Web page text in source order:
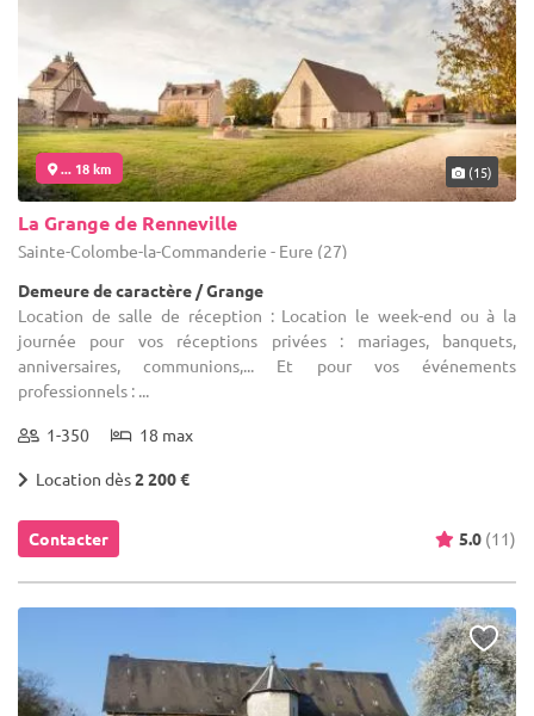
... 18 km (15)
La Grange de Renneville
Sainte-Colombe-la-Commanderie - Eure (27)
Demeure de caractère / Grange
Location de salle de réception : Location le week-end ou à la
journée pour vos réceptions privées : mariages, banquets,
anniversaires, communions,... Et pour vos événements
professionnels : ...
1-350 18 max
Location dès2 200 €
Contacter 5.0 (11)